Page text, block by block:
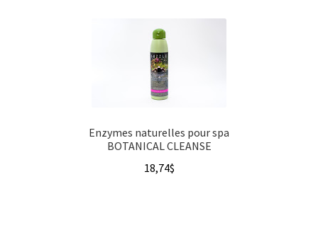
Enzymes naturelles pour spa
BOTANICAL CLEANSE
18,74$